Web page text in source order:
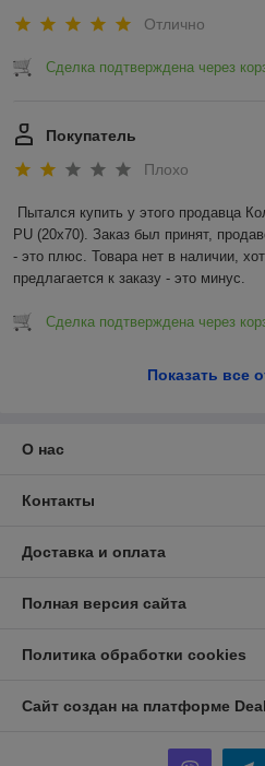
Отлично
Сделка подтверждена через
Покупатель
Плохо
Пытался купить у этого продавца
PU (20x70). Заказ был принят,
- это плюс. Товара нет в наличии,
предлагается к заказу - это минус.
Сделка подтверждена через
Показать все
О нас
Контакты
Доставка и оплата
Полная версия сайта
Политика обработки cookies
Сайт создан на платформе